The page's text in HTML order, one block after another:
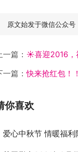
原文始发于微信公众号
一篇： ☀喜迎2016，
一篇：快来抢红包！
你喜欢
爱心中秋节 情暖福利